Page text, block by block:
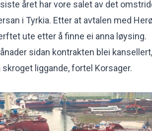
året har vore salet av det
i Tyrkia. Etter at avtalen med
ute etter å finne ei anna løysing.
sidan kontrakten blei
liggande, fortel Korsager.